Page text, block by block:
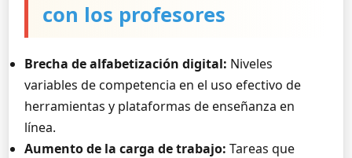
con los profesores
Brecha de alfabetización digital: Niveles
variables de competencia en el uso efectivo de
herramientas y plataformas de enseñanza en
línea.
Aumento de la carga de trabajo: Tareas que